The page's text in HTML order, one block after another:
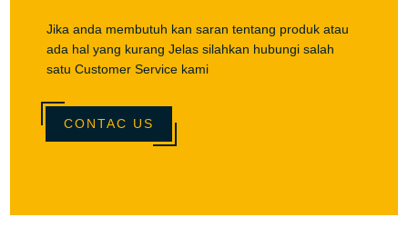
Jika anda membutuh kan saran tentang produk atau
ada hal yang kurang Jelas silahkan hubungi salah
satu Customer Service kami
CONTAC US